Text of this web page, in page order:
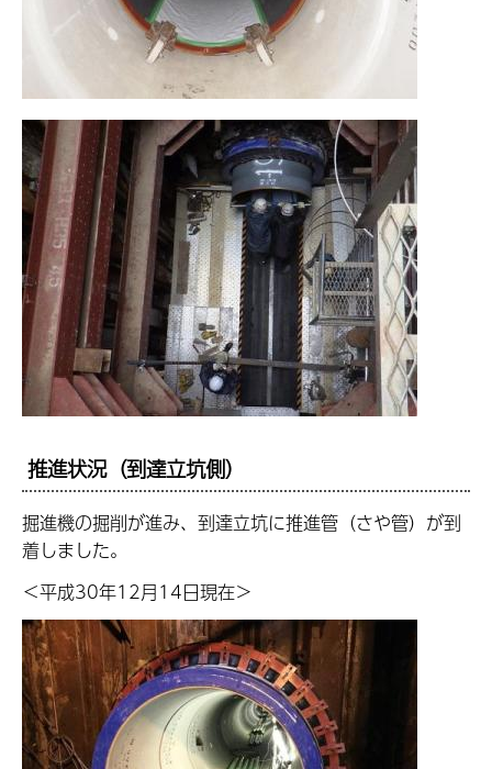
推進状況（到達立坑側）
掘進機の掘削が進み、到達立坑に推進管（さや管）が到
着しました。
＜平成30年12月14日現在＞